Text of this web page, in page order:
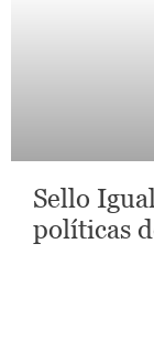
Sello
políticas